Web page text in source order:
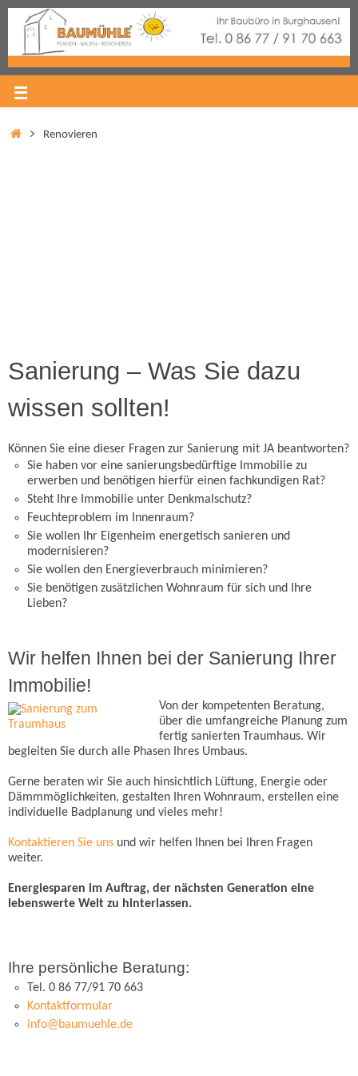
Renovieren
Sanierung – Was Sie dazu
wissen sollten!
Können Sie eine dieser Fragen zur Sanierung mit JA beantworten?
Sie haben vor eine sanierungsbedürftige Immobilie zu
erwerben und benötigen hierfür einen fachkundigen Rat?
Steht Ihre Immobilie unter Denkmalschutz?
Feuchteproblem im Innenraum?
Sie wollen Ihr Eigenheim energetisch sanieren und
modernisieren?
Sie wollen den Energieverbrauch minimieren?
Sie benötigen zusätzlichen Wohnraum für sich und Ihre
Lieben?
Wir helfen Ihnen bei der Sanierung Ihrer
Immobilie!
Von der kompetenten Beratung,
über die umfangreiche Planung zum
fertig sanierten Traumhaus. Wir
begleiten Sie durch alle Phasen Ihres Umbaus.
Gerne beraten wir Sie auch hinsichtlich Lüftung, Energie oder
Dämmmöglichkeiten, gestalten Ihren Wohnraum, erstellen eine
individuelle Badplanung und vieles mehr!
Kontaktieren Sie uns und wir helfen Ihnen bei Ihren Fragen
weiter.
Energiesparen im Auftrag, der nächsten Generation eine
lebenswerte Welt zu hinterlassen.
Ihre persönliche Beratung:
Tel. 0 86 77/91 70 663
Kontaktformular
info@baumuehle.de